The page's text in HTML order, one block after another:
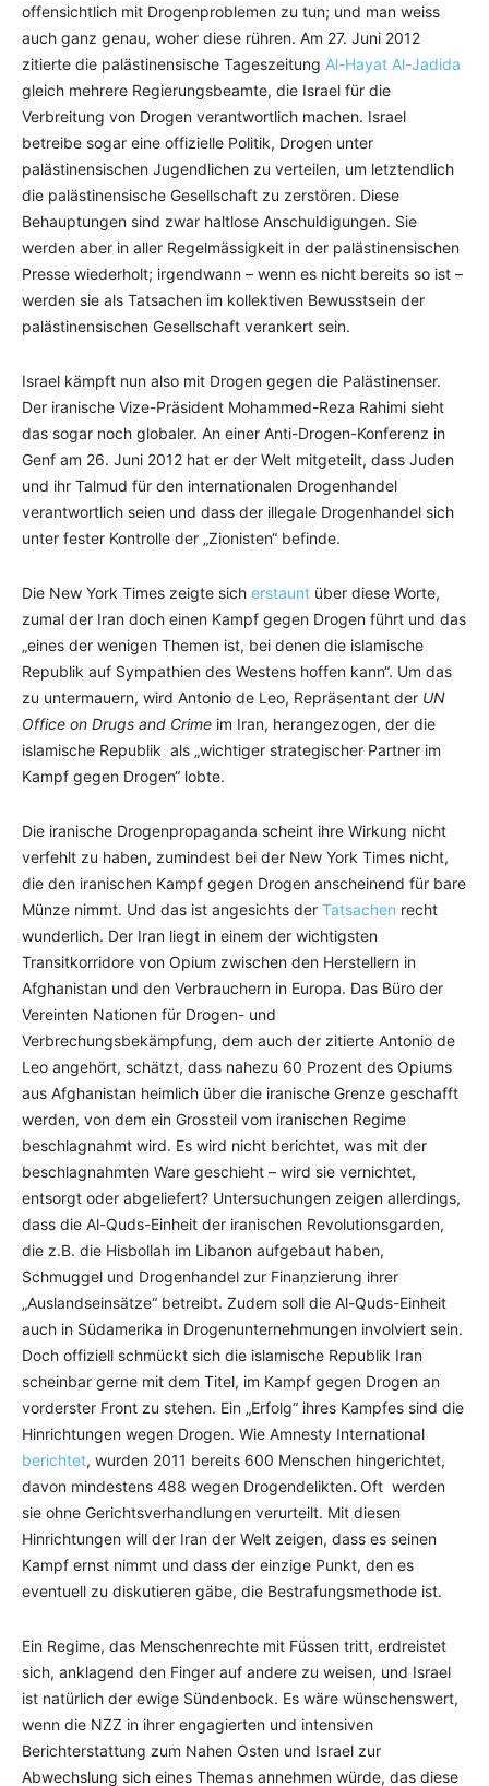
offensichtlich mit Drogenproblemen zu tun; und man weiss
auch ganz genau, woher diese rühren. Am 27. Juni 2012
zitierte die palästinensische Tageszeitung Al-Hayat Al-Jadida
gleich mehrere Regierungsbeamte, die Israel für die
Verbreitung von Drogen verantwortlich machen. Israel
betreibe sogar eine offizielle Politik, Drogen unter
palästinensischen Jugendlichen zu verteilen, um letztendlich
die palästinensische Gesellschaft zu zerstören. Diese
Behauptungen sind zwar haltlose Anschuldigungen. Sie
werden aber in aller Regelmässigkeit in der palästinensischen
Presse wiederholt; irgendwann – wenn es nicht bereits so ist –
werden sie als Tatsachen im kollektiven Bewusstsein der
palästinensischen Gesellschaft verankert sein.
Israel kämpft nun also mit Drogen gegen die Palästinenser.
Der iranische Vize-Präsident Mohammed-Reza Rahimi sieht
das sogar noch globaler. An einer Anti-Drogen-Konferenz in
Genf am 26. Juni 2012 hat er der Welt mitgeteilt, dass Juden
und ihr Talmud für den internationalen Drogenhandel
verantwortlich seien und dass der illegale Drogenhandel sich
unter fester Kontrolle der „Zionisten“ befinde.
Die New York Times zeigte sich erstaunt über diese Worte,
zumal der Iran doch einen Kampf gegen Drogen führt und das
„eines der wenigen Themen ist, bei denen die islamische
Republik auf Sympathien des Westens hoffen kann“. Um das
zu untermauern, wird Antonio de Leo, Repräsentant der UN
Office on Drugs and Crime im Iran, herangezogen, der die
islamische Republik als „wichtiger strategischer Partner im
Kampf gegen Drogen“ lobte.
Die iranische Drogenpropaganda scheint ihre Wirkung nicht
verfehlt zu haben, zumindest bei der New York Times nicht,
die den iranischen Kampf gegen Drogen anscheinend für bare
Münze nimmt. Und das ist angesichts der Tatsachen recht
wunderlich. Der Iran liegt in einem der wichtigsten
Transitkorridore von Opium zwischen den Herstellern in
Afghanistan und den Verbrauchern in Europa. Das Büro der
Vereinten Nationen für Drogen- und
Verbrechungsbekämpfung, dem auch der zitierte Antonio de
Leo angehört, schätzt, dass nahezu 60 Prozent des Opiums
aus Afghanistan heimlich über die iranische Grenze geschafft
werden, von dem ein Grossteil vom iranischen Regime
beschlagnahmt wird. Es wird nicht berichtet, was mit der
beschlagnahmten Ware geschieht – wird sie vernichtet,
entsorgt oder abgeliefert? Untersuchungen zeigen allerdings,
dass die Al-Quds-Einheit der iranischen Revolutionsgarden,
die z.B. die Hisbollah im Libanon aufgebaut haben,
Schmuggel und Drogenhandel zur Finanzierung ihrer
„Auslandseinsätze“ betreibt. Zudem soll die Al-Quds-Einheit
auch in Südamerika in Drogenunternehmungen involviert sein.
Doch offiziell schmückt sich die islamische Republik Iran
scheinbar gerne mit dem Titel, im Kampf gegen Drogen an
vorderster Front zu stehen. Ein „Erfolg“ ihres Kampfes sind die
Hinrichtungen wegen Drogen. Wie Amnesty International
berichtet, wurden 2011 bereits 600 Menschen hingerichtet,
davon mindestens 488 wegen Drogendelikten. Oft werden
sie ohne Gerichtsverhandlungen verurteilt. Mit diesen
Hinrichtungen will der Iran der Welt zeigen, dass es seinen
Kampf ernst nimmt und dass der einzige Punkt, den es
eventuell zu diskutieren gäbe, die Bestrafungsmethode ist.
Ein Regime, das Menschenrechte mit Füssen tritt, erdreistet
sich, anklagend den Finger auf andere zu weisen, und Israel
ist natürlich der ewige Sündenbock. Es wäre wünschenswert,
wenn die NZZ in ihrer engagierten und intensiven
Berichterstattung zum Nahen Osten und Israel zur
Abwechslung sich eines Themas annehmen würde, das diese